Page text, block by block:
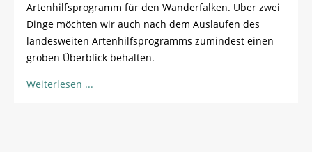
Artenhilfsprogramm für den Wanderfalken. Über zwei
Dinge möchten wir auch nach dem Auslaufen des
landesweiten Artenhilfsprogramms zumindest einen
groben Überblick behalten.
Weiterlesen